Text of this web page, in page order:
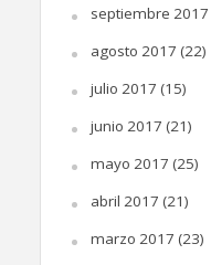
septiembre 2017
agosto 2017 (22)
julio 2017 (15)
junio 2017 (21)
mayo 2017 (25)
abril 2017 (21)
marzo 2017 (23)